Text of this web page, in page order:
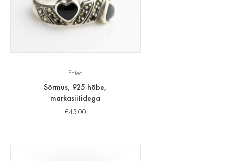
Ehted
Sõrmus, 925 hõbe,
markasiitidega
€45.00